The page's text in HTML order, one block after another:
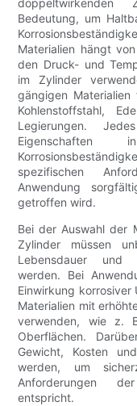
Bedeutung, um
Materialien hängt
den Druck- und
im Zylinder
gängigen
Kohlenstoffstahl,
Legierungen.
spezifischen
Anwendung
getroffen wird.
Bei der Auswahl der
Zylinder müssen
Lebensdauer und
werden. Bei
Einwirkung korrosiver
Materialien mit
verwenden, wie z.
Oberflächen.
Gewicht, Kosten
werden, um
Anforderungen
entspricht.